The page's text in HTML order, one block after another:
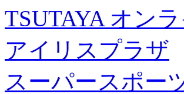
TSUTAYA オン
アイリスプラザ
スーパースポー